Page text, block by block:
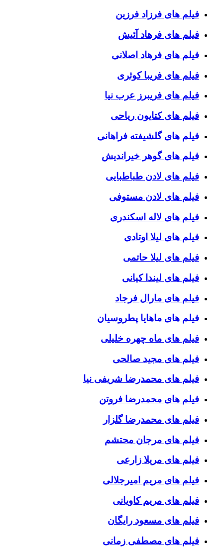
فیلم های فرزاد فرزین
فیلم های فرهاد آئیش
فیلم های فرهاد اصلانی
فیلم های فریبا کوثری
فیلم های فریبرز عرب نیا
فیلم های کتایون ریاحی
فیلم های گلشیفته فراهانی
فیلم های گوهر خیراندیش
فیلم های لادن طباطبایی
فیلم های لادن مستوفی
فیلم های لاله اسکندری
فیلم های لیلا اوتادی
فیلم های لیلا حاتمی
فیلم های لیندا کیانی
فیلم های مارال فرجاد
فیلم های ماهایا پطروسیان
فیلم های ماه چهره خلیلی
فیلم های مجید صالحی
فیلم های محمدرضا شریفی نیا
فیلم های محمدرضا فروتن
فیلم های محمدرضا گلزار
فیلم های مرجان محتشم
فیلم های مریلا زارعی
فیلم های مریم امیرجلالی
فیلم های مریم کاویانی
فیلم های مسعود رایگان
فیلم های مصطفی زمانی